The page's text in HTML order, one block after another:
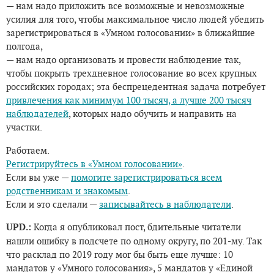
— нам надо приложить все возможные и невозможные
усилия для того, чтобы максимальное число людей убедить
зарегистрироваться в «Умном голосовании» в ближайшие
полгода,
— нам надо организовать и провести наблюдение так,
чтобы покрыть трехдневное голосование во всех крупных
российских городах; эта беспрецедентная задача потребует
привлечения как минимум 100 тысяч, а лучше 200 тысяч
наблюдателей, которых надо обучить и направить на
участки.
Работаем.
Регистрируйтесь в «Умном голосовании».
Если вы уже —помогите зарегистрироваться всем
родственникам и знакомым.
Если и это сделали —записывайтесь в наблюдатели.
UPD.: Когда я опубликовал пост, бдительные читатели
нашли ошибку в подсчете по одному округу, по 201-му. Так
что расклад по 2019 году мог бы быть еще лучше: 10
мандатов у «Умного голосования», 5 мандатов у «Единой